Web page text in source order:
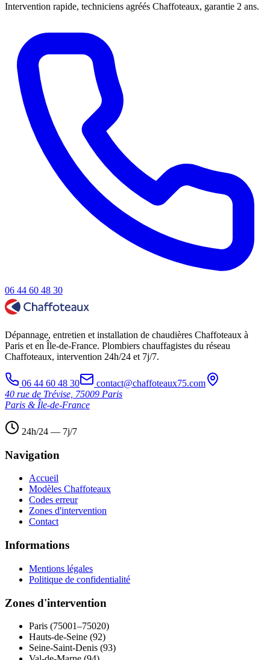
Intervention rapide, techniciens agréés Chaffoteaux, garantie 2 ans.
06 44 60 48 30
Dépannage, entretien et installation de chaudières Chaffoteaux à
Paris et en Île-de-France. Plombiers chauffagistes du réseau
Chaffoteaux, intervention 24h/24 et 7j/7.
06 44 60 48 30
contact@chaffoteaux75.com
40 rue de Trévise, 75009 Paris
Paris & Île-de-France
24h/24 — 7j/7
Navigation
Accueil
Modèles Chaffoteaux
Codes erreur
Zones d'intervention
Contact
Informations
Mentions légales
Politique de confidentialité
Zones d'intervention
Paris (75001–75020)
Hauts-de-Seine (92)
Seine-Saint-Denis (93)